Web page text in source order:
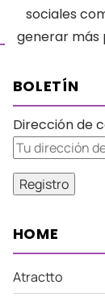
sociales
generar más
BOLETÍN
Dirección de
HOME
Atractto